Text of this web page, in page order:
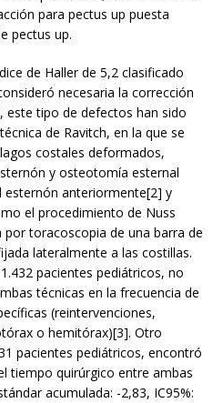
para pectus up puesta
pectus up.
de Haller de 5,2 clasificado
necesaria la corrección
este tipo de defectos han sido
de Ravitch, en la que se
costales deformados,
y osteotomía esternal
esternón anteriormente[2] y
el procedimiento de Nuss
toracoscopia de una barra de
lateralmente a las costillas.
pacientes pediátricos, no
técnicas en la frecuencia de
(reintervenciones,
o hemitórax)[3]. Otro
pacientes pediátricos, encontró
tiempo quirúrgico entre ambas
acumulada: -2,83, IC95%: